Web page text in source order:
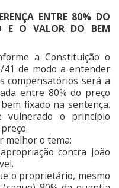
ENTRE 80% DO
E O VALOR DO BEM
a Constituição o
41 de modo a entender
compensatórios será a
entre 80% do preço
fixado na sentença.
o princípio
melhor o tema:
contra João
o proprietário, mesmo